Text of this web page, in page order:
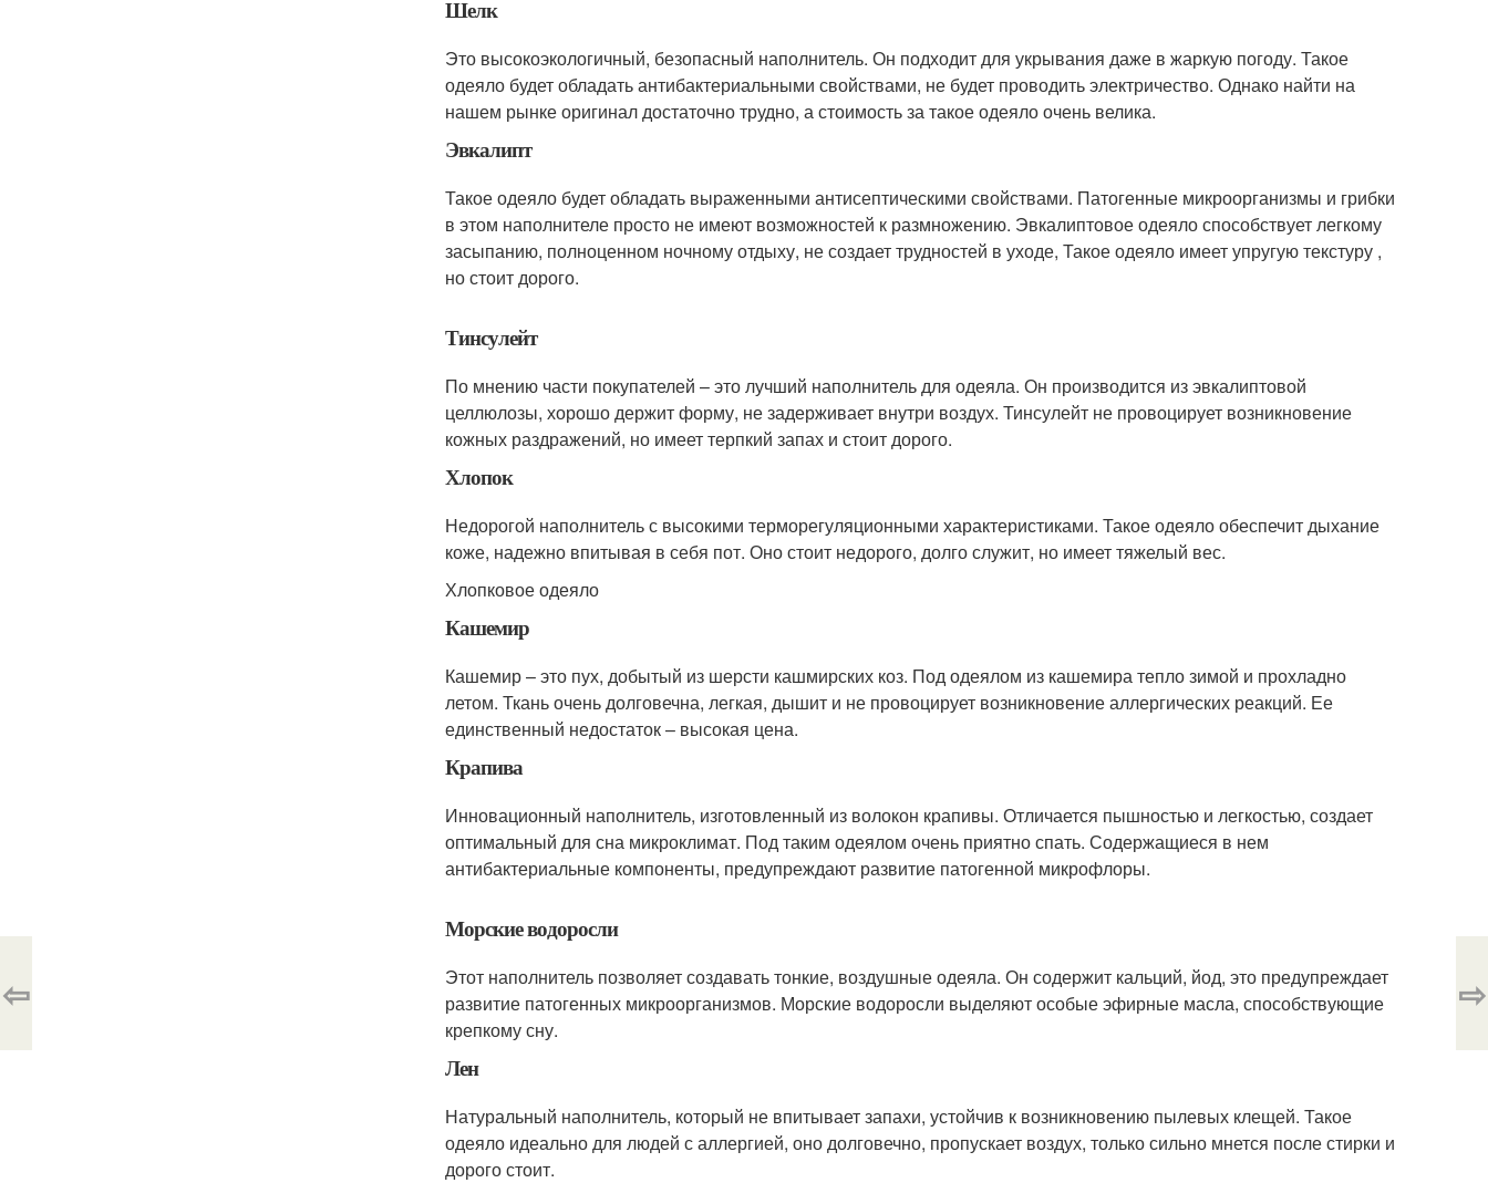
Шелк
Это высокоэкологичный, безопасный наполнитель. Он подходит для укрывания даже в жаркую погоду. Такое
одеяло будет обладать антибактериальными свойствами, не будет проводить электричество. Однако найти на
нашем рынке оригинал достаточно трудно, а стоимость за такое одеяло очень велика.
Эвкалипт
Такое одеяло будет обладать выраженными антисептическими свойствами. Патогенные микроорганизмы и грибки
в этом наполнителе просто не имеют возможностей к размножению. Эвкалиптовое одеяло способствует легкому
засыпанию, полноценном ночному отдыху, не создает трудностей в уходе, Такое одеяло имеет упругую текстуру ,
но стоит дорого.
Тинсулейт
По мнению части покупателей – это лучший наполнитель для одеяла. Он производится из эвкалиптовой
целлюлозы, хорошо держит форму, не задерживает внутри воздух. Тинсулейт не провоцирует возникновение
кожных раздражений, но имеет терпкий запах и стоит дорого.
Хлопок
Недорогой наполнитель с высокими терморегуляционными характеристиками. Такое одеяло обеспечит дыхание
коже, надежно впитывая в себя пот. Оно стоит недорого, долго служит, но имеет тяжелый вес.
Хлопковое одеяло
Кашемир
Кашемир – это пух, добытый из шерсти кашмирских коз. Под одеялом из кашемира тепло зимой и прохладно
летом. Ткань очень долговечна, легкая, дышит и не провоцирует возникновение аллергических реакций. Ее
единственный недостаток – высокая цена.
Крапива
Инновационный наполнитель, изготовленный из волокон крапивы. Отличается пышностью и легкостью, создает
оптимальный для сна микроклимат. Под таким одеялом очень приятно спать. Содержащиеся в нем
антибактериальные компоненты, предупреждают развитие патогенной микрофлоры.
Морские водоросли
Этот наполнитель позволяет создавать тонкие, воздушные одеяла. Он содержит кальций, йод, это предупреждает
развитие патогенных микроорганизмов. Морские водоросли выделяют особые эфирные масла, способствующие
крепкому сну.
Лен
Натуральный наполнитель, который не впитывает запахи, устойчив к возникновению пылевых клещей. Такое
одеяло идеально для людей с аллергией, оно долговечно, пропускает воздух, только сильно мнется после стирки и
дорого стоит.
⇦ ⇨